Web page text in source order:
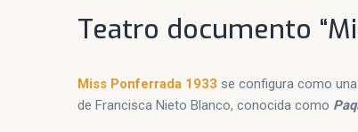
Teatro documento
Miss Ponferrada 1933 se configura como
de Francisca Nieto Blanco, conocida como